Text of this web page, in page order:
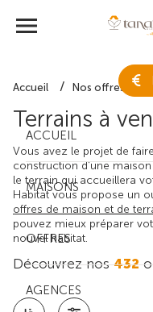
ACCUEIL
MAISONS
OFFRES
AGENCES
Accueil Nos offres de
Terrains à
Vous avez le projet de
construction d'une
le terrain qui accueillera
Habitat vous propose un
offres de maison et de
pouvez mieux préparer
nouvel habitat.
Découvrez nos432